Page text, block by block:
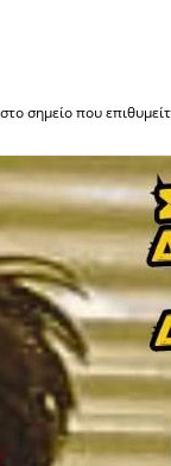
στο σημείο που